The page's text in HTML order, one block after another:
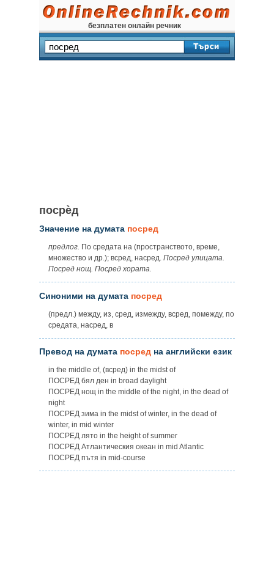
безплатен онлайн речник
посрѐд
Значение на думата посред
предлог. По средата на (пространството, време,
множество и др.); всред, насред. Посред улицата.
Посред нощ. Посред хората.
Синоними на думата посред
(предл.) между, из, сред, измежду, всред, помежду, по
средата, насред, в
Превод на думата посред на английски език
in the middle of, (всред) in the midst of
ПОСРЕД бял ден in broad daylight
ПОСРЕД нощ in the middle of the night, in the dead of
night
ПОСРЕД зима in the midst of winter, in the dead of
winter, in mid winter
ПОСРЕД лято in the height of summer
ПОСРЕД Атлантическия океан in mid Atlantic
ПОСРЕД пътя in mid-course